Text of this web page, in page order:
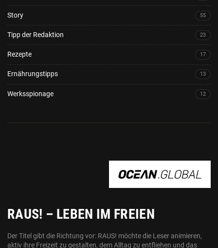
Story 55
Tipp der Redaktion 23
Rezepte 17
Ernährungstipps 13
Werksspionage 12
RAUS! – LEBEN IM FREIEN
Der Titel gibt die Richtung vor: RAUS! möchte die Leser animieren,
aktiv ihre Freizeit zu gestalten, dem Alltag zu entfliehen und das